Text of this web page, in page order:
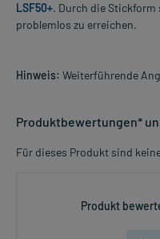
LSF50+. Durch die Stickform
problemlos zu erreichen.
Hinweis: Weiterführende
Produktbewertungen*
Für dieses Produkt sind
Produkt